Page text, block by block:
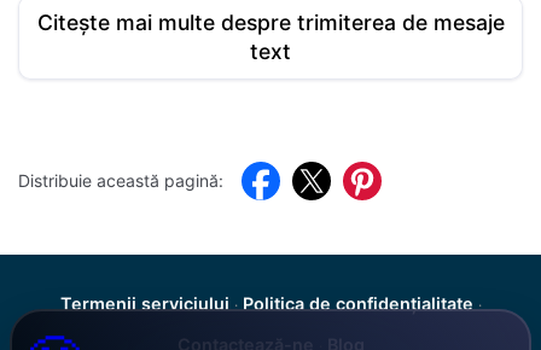
Citește mai multe despre trimiterea de mesaje
text
Distribuie această pagină: Facebook
TwitterPinterest
Termenii serviciului · Politica de confidențialitate ·
Contactează-ne